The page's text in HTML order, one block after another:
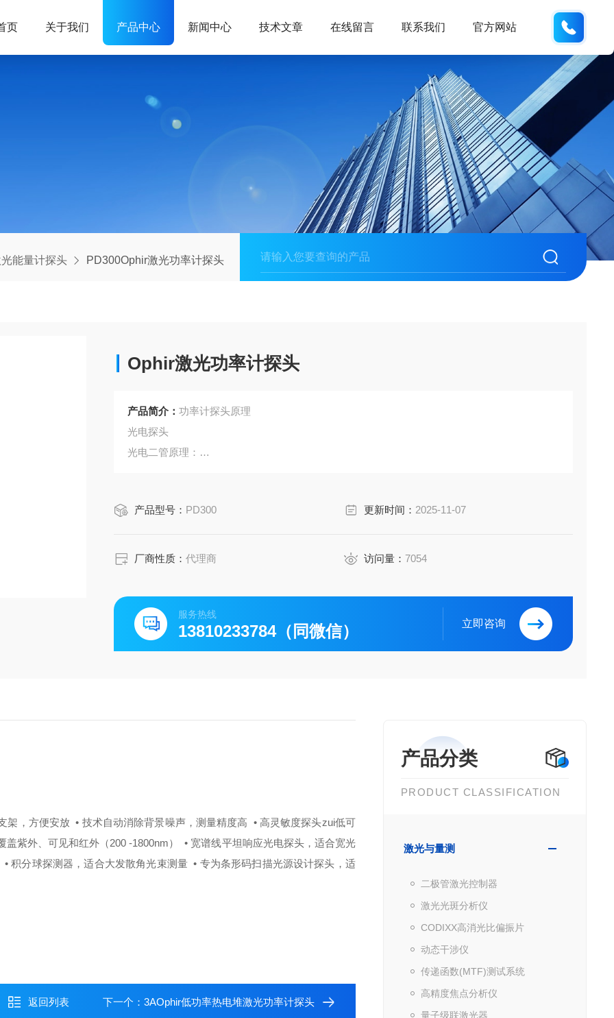
页 关于我们 产品中心 新闻中心 技术文章 在线留言 联系我们 官方网站
能量计探头 PD300Ophir激光功率计探头
Ophir激光功率计探头
产品简介：功率计探头原理
光电探头
光电二管原理：
当光子照射在PN结上时，电子或空穴摆脱束缚，在PN结内形成光生载流子，光生载流子在电场
移而形成电流，电流的大小和入射光的能量成比例。
产品型号： PD300 更新时间： 2025-11-07
厂商性质：代理商 访问量： 7054
服务热线
13810233784（同微信） 立即咨询
产品分类
PRODUCT CLASSIFICATION
激光与量测
二极管激光控制器
激光光斑分析仪
CODIXX高消光比偏振片
动态干涉仪
传递函数(MTF)测试系统
高精度焦点分析仪
量子级联激光器
架，方便安放 • 技术自动消除背景噪声，测量精度高 • 高灵敏度探头zui低可
紫外、可见和红外（200 -1800nm）
• 宽谱线平坦响应光电探头，适合宽光
积分球探测器，适合大发散角光束测量 • 专为条形码扫描光源设计探头，适
返回列表 下一个： 3AOphir低功率热电堆激光功率计探头